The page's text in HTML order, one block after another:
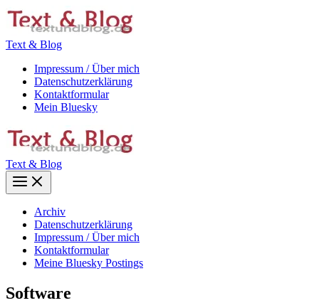
Zum
Inhalt
Text & Blog
Impressum / Über mich
Datenschutzerklärung
Kontaktformular
Mein Bluesky
Text & Blog
Main
Menu
Archiv
Datenschutzerklärung
Impressum / Über mich
Kontaktformular
Meine Bluesky Postings
Software